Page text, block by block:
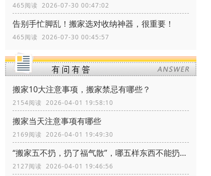
465阅读 2026-07-30 00:47:02
告别手忙脚乱！搬家选对收纳神器，很重要！
465阅读 2026-07-30 00:45:57
搬家10大注意事项，搬家禁忌有哪些？
2154阅读 2026-04-01 19:58:10
搬家当天注意事项有哪些
2169阅读 2026-04-01 19:49:30
“搬家五不扔，扔了福气散”，哪五样东西不能扔？留着有什么价值
2127阅读 2026-04-01 19:46:56